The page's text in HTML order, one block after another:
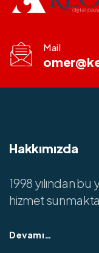
Mail
Hakkımızda
1998 yılından
hizmet
Devamı…